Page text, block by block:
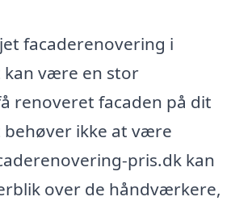
facaderenovering i
kan være en stor
renoveret facaden på dit
behøver ikke at være
pris.dk kan
over de håndværkere,